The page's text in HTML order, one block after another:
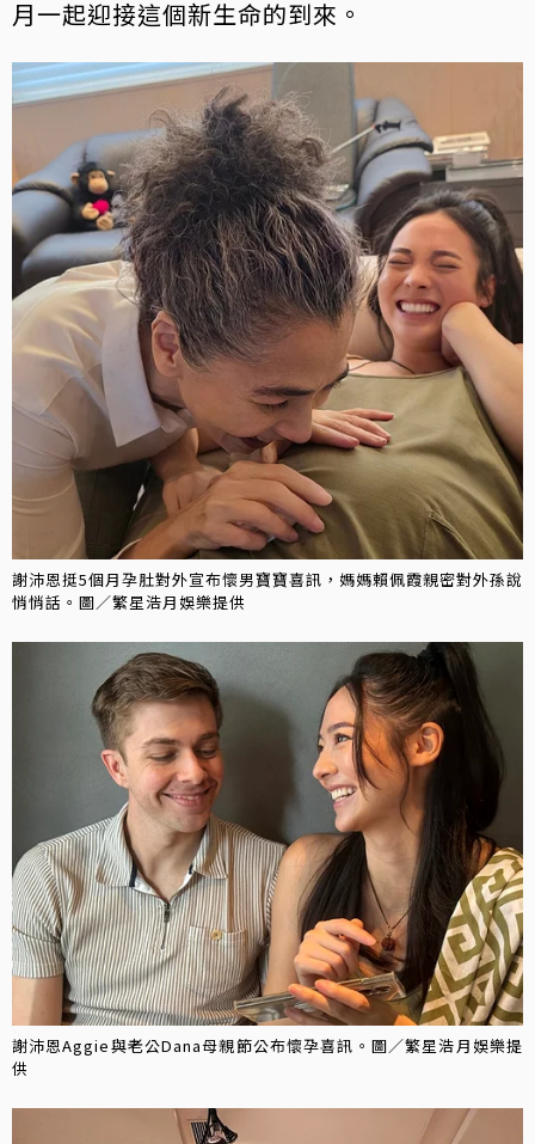
月一起迎接這個新生命的到來。
謝沛恩挺5個月孕肚對外宣布懷男寶寶喜訊，媽媽賴佩霞親密對外孫說
悄悄話。圖／繁星浩月娛樂提供
謝沛恩Aggie與老公Dana母親節公布懷孕喜訊。圖／繁星浩月娛樂提
供